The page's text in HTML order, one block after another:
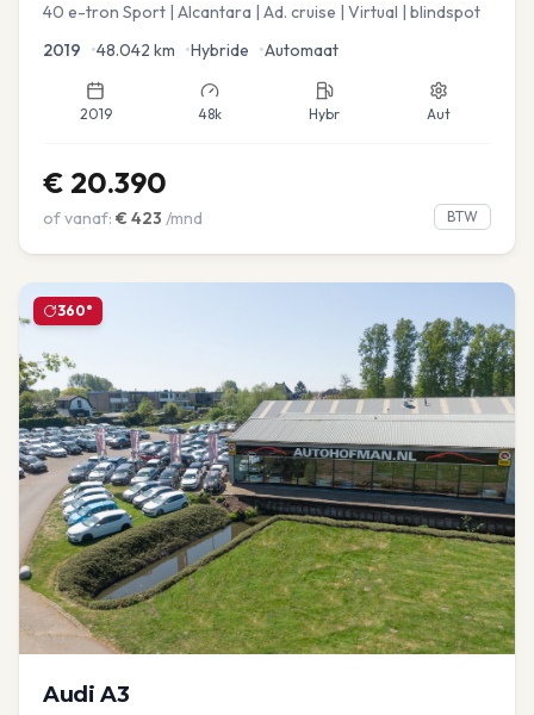
40 e-tron Sport | Alcantara | Ad. cruise | Virtual | blindspot
2019 •48.042 km •Hybride •Automaat
2019 48k Hybr Aut
€ 20.390
of vanaf: € 423 /mnd BTW
360°
Audi A3